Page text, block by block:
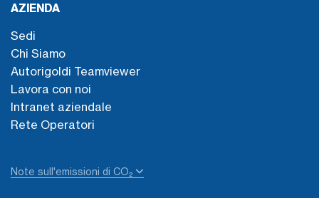
AZIENDA
Sedi
Chi Siamo
Autorigoldi Teamviewer
Lavora con noi
Intranet aziendale
Rete Operatori
Note sull'emissioni di CO₂